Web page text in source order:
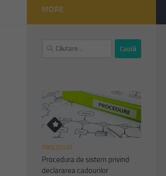
MORE
Caută
PROCEDURI
Procedura de sistem privind
declararea cadourilor